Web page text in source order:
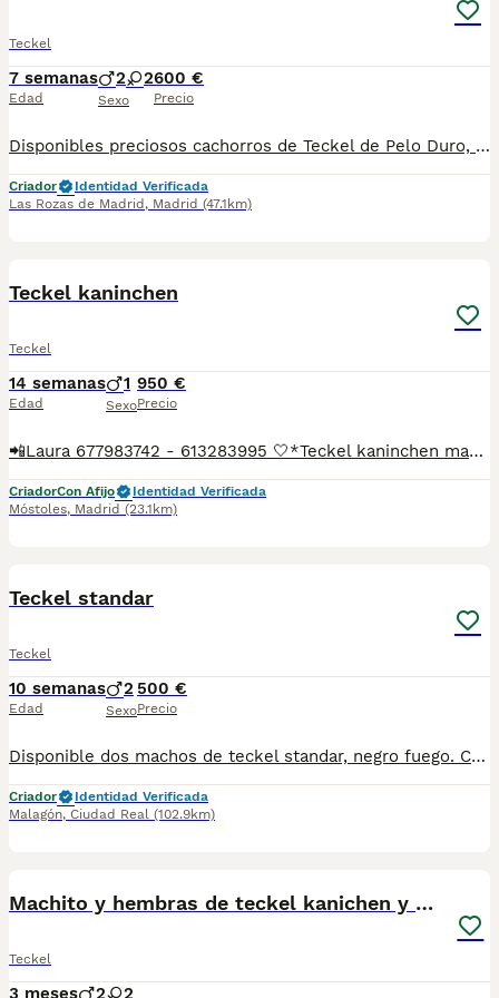
Teckel
7 semanas
Edad
2 2
Sexo
600 €
Precio
Disponibles preciosos cachorros de Teckel de Pelo Duro, criados en ambiente familiar y acostumbrados al contacto diario. Muy sociables, cariñosos y con el carácter valiente y divertido que caracteriza a la raza. Procedentes de padres seleccionados por salud, morfología y temperamento. Cachorros equilibrados y perfectamente adaptados a la convivencia familiar. Se entregan con: ✔ Microchip ✔ Pasaporte veterinario ✔ Mínimo dos vacunas ✔ Desparasitaciones al día ✔ Contrato y asesoramiento El Teckel de Pelo Duro destaca por su inteligencia, personalidad y gran apego a sus propietarios. Una raza ideal tanto para compañía como para personas activas. Posibilidad de envío a toda España, incluidas Baleares y Canarias. Contactar por teléfono o WhatsApp para fotos, vídeos y disponibilidad.
Criador
Identidad Verificada
Las Rozas de Madrid , Madrid (47.1km)
Teckel kaninchen
Teckel
14 semanas
Edad
1
Sexo
950 €
Precio
📲Laura 677983742 - 613283995 🤍*Teckel kaninchen macho negro fuego*🤍 ¿Buscas un nuevo compañero para tu hogar? ❤️ Tenemos preciosos cachorros listos para encontrar una familia responsable. ✅ Vacunados ✅ Desparasitados ✅ Cartilla sanitaria ✅ Garantías incluidas ✅ Máxima atención y cuidado Se hacen envíos a toda España: Andalucía: Almería, Cádiz, Córdoba, Granada, Huelva, Jaén, Málaga, Sevilla.Aragón: Huesca, Teruel, Zaragoza.Asturias: Oviedo.Baleares: Palma.Canarias: Las Palmas de Gran Canaria, Santa Cruz de Tenerife.Cantabria: Santander.Castilla-La Mancha: Albacete, Ciudad Real, Cuenca, Guadalajara, Toledo.Castilla y León: Ávila, Burgos, León, Palencia, Salamanca, Segovia, Soria, Valladolid, Zamora.Cataluña: Barcelona, Gerona (Girona), Lérida (Lleida), Tarragona.Comunidad Valenciana: Alicante, Castellón de la Plana, Valencia.Extremadura: Badajoz, Cáceres.Galicia: La Coruña (A Coruña), Lugo, Orense (Ourense), Pontevedra.La Rioja: Logroño.Madrid: Madrid.Murcia: Murcia.Navarra: Pamplona.País Vasco: Bilbao (Vizcaya), San Sebastián (Guipúzcoa), Vitoria (Álava). 🐾 Cachorros sanos, sociables y criados con mucho cariño. 📲 ¡Pregunta sin compromiso por disponibilidad, fotos y precios por mensaje privado!
CriadorCon Afijo
Identidad Verificada
Móstoles, Madrid (23.1km)
Teckel standar
Teckel
10 semanas
Edad
2
Sexo
500 €
Precio
Disponible dos machos de teckel standar, negro fuego. Criados en ambiente familiar, nacidos el 22 de mayo, se entregan desparasitados, con 2 vacunas, cartilla y totalmente revisados por el veterinario. Precio real
Criador
Identidad Verificada
Malagón, Ciudad Real (102.9km)
Machito y hembras de teckel kanichen y miniatura
Teckel
3 meses 2 2